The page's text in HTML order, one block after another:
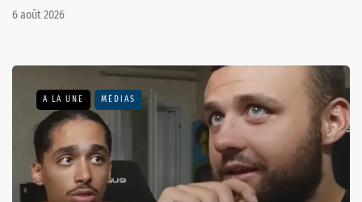
6 août 2026
A LA UNE MÉDIAS